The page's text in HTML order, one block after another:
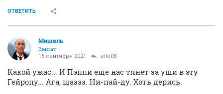
ОТВЕТИТЬ
Мишель
Эмпат
16 сентября 2021 elle08
Какой ужас... И Пэппи еще нас тянет за уши в эту
Гейропу... Ага, щаззз. Ни-пай-ду. Хоть дерись.